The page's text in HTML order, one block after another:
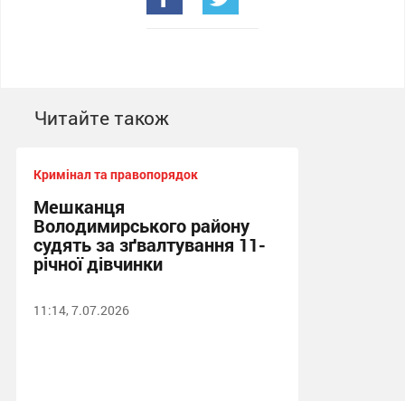
Читайте також
Кримінал та правопорядок
Мешканця
Володимирського району
судять за зґвалтування 11-
річної дівчинки
11:14, 7.07.2026